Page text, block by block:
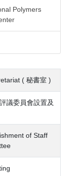
Polymers
( 秘書室 )
議委員會設置及
of Staff